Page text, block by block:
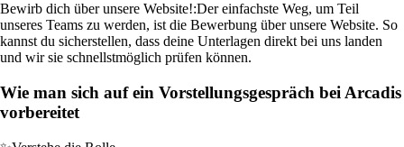
Bewirb dich über unsere Website!:Der einfachste Weg, um Teil
unseres Teams zu werden, ist die Bewerbung über unsere Website. So
kannst du sicherstellen, dass deine Unterlagen direkt bei uns landen
und wir sie schnellstmöglich prüfen können.
Wie man sich auf ein Vorstellungsgespräch bei Arcadis
vorbereitet